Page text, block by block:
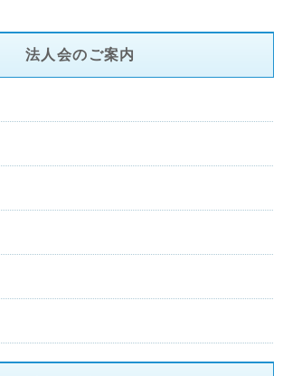
リンク等ページを更新しました。
リンク等ページを更新しました。
提言活動（行動する法人会）を更新しました
スケジュールを更新しました。
法人会のご案内